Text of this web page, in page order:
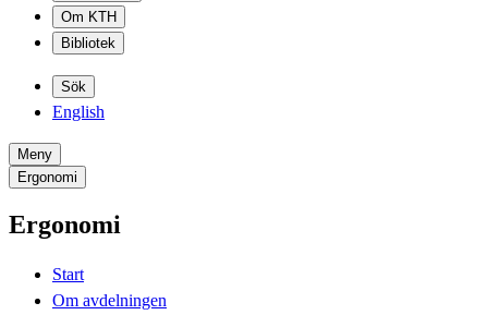
Om KTH
Bibliotek
Sök
English
Meny
Ergonomi
Ergonomi
Start
Om avdelningen